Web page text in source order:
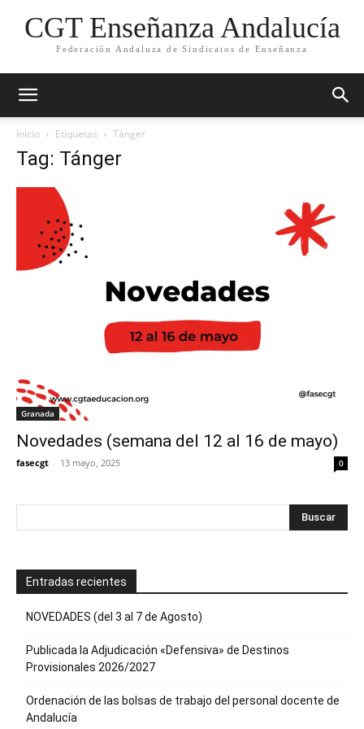
CGT Enseñanza Andalucía
Federación Andaluza de Sindicatos de Enseñanza
Inicio Etiquetas Tánger
Tag: Tánger
Granada
Novedades (semana del 12 al 16 de mayo)
fasecgt - 13 mayo, 2025 0
Entradas recientes
NOVEDADES (del 3 al 7 de Agosto)
Publicada la Adjudicación «Defensiva» de Destinos
Provisionales 2026/2027
Ordenación de las bolsas de trabajo del personal docente de
Andalucía